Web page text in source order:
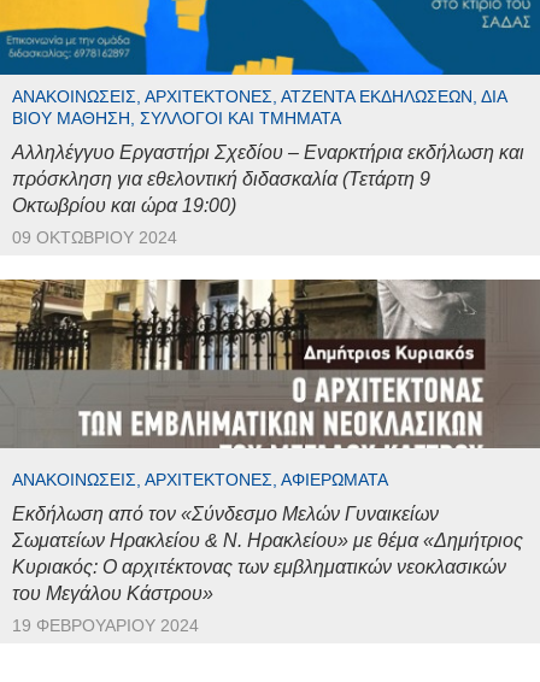
ΑΝΑΚΟΙΝΏΣΕΙΣ, ΑΡΧΙΤΈΚΤΟΝΕΣ, ΑΤΖΈΝΤΑ ΕΚΔΗΛΏΣΕΩΝ, ΔΙΆ
ΒΊΟΥ ΜΆΘΗΣΗ, ΣΎΛΛΟΓΟΙ ΚΑΙ ΤΜΉΜΑΤΑ
Αλληλέγγυο Εργαστήρι Σχεδίου – Εναρκτήρια εκδήλωση και
πρόσκληση για εθελοντική διδασκαλία (Τετάρτη 9
Οκτωβρίου και ώρα 19:00)
09 ΟΚΤΩΒΡΊΟΥ 2024
ΑΝΑΚΟΙΝΏΣΕΙΣ, ΑΡΧΙΤΈΚΤΟΝΕΣ, ΑΦΙΕΡΏΜΑΤΑ
Εκδήλωση από τον «Σύνδεσμο Μελών Γυναικείων
Σωματείων Ηρακλείου & Ν. Ηρακλείου» με θέμα «Δημήτριος
Κυριακός: Ο αρχιτέκτονας των εμβληματικών νεοκλασικών
του Μεγάλου Κάστρου»
19 ΦΕΒΡΟΥΑΡΊΟΥ 2024